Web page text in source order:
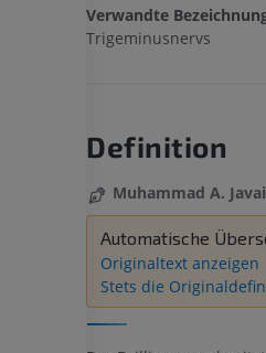
Verwandte
Trigeminusnervs
Definition
Muhammad A.
Automatische
Originaltext anzeigen
Stets die